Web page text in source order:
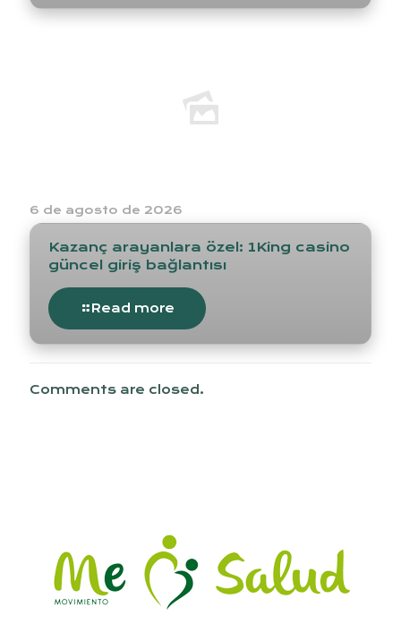
6 de agosto de 2026
Kazanç arayanlara özel: 1King casino
güncel giriş bağlantısı
Read more
Comments are closed.